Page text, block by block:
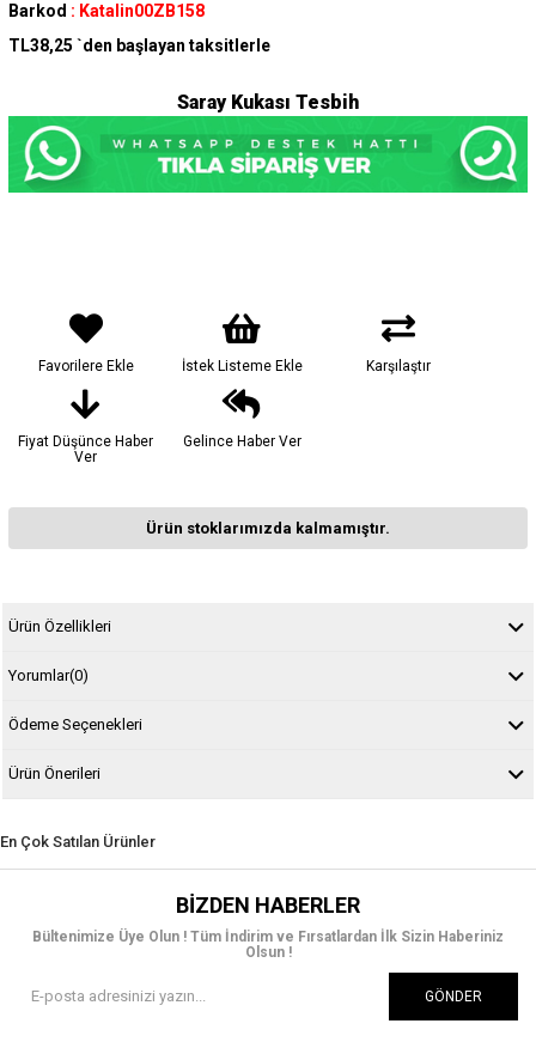
Barkod : Katalin00ZB158
TL38,25 `den başlayan taksitlerle
Saray Kukası Tesbih
Favorilere Ekle İstek Listeme Ekle Karşılaştır
Fiyat Düşünce Haber
Ver
Gelince Haber Ver
Ürün stoklarımızda kalmamıştır.
Ürün Özellikleri
Yorumlar(0)
Ödeme Seçenekleri
Ürün Önerileri
En Çok Satılan Ürünler
BIZDEN HABERLER
Bültenimize Üye Olun ! Tüm İndirim ve Fırsatlardan İlk Sizin Haberiniz
Olsun !
GÖNDER